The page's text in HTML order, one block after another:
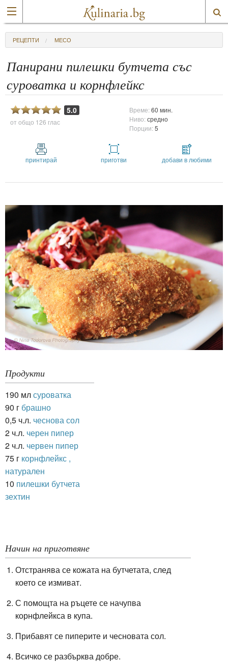
РЕЦЕПТИ МЕСО
Панирани пилешки бутчета със
суроватка и корнфлейкс
5.0
от общо 126 глас
Време:60 мин.
Ниво:средно
Порции:5
принтирай приготви добави в любими
Продукти
190 млсуроватка
90 г брашно
0,5 ч.л. чеснова сол
2 ч.л. черен пипер
2 ч.л. червен пипер
75 г корнфлейкс ,
натурален
10 пилешки бутчета
зехтин
Начин на приготвяне
Отстранява се кожата на бутчетата, след
което се измиват.
С помощта на ръцете се начупва
корнфлейкса в купа.
Прибавят се пиперите и чесновата сол.
Всичко се разбърква добре.